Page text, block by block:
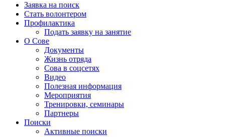
Заявка на поиск
Стать волонтером
Профилактика
Подать заявку на занятие
О Сове
Документы
Жизнь отряда
Сова в соцсетях
Видео
Полезная информация
Мероприятия
Тренировки, семинары
Партнеры
Поиски
Активные поиски